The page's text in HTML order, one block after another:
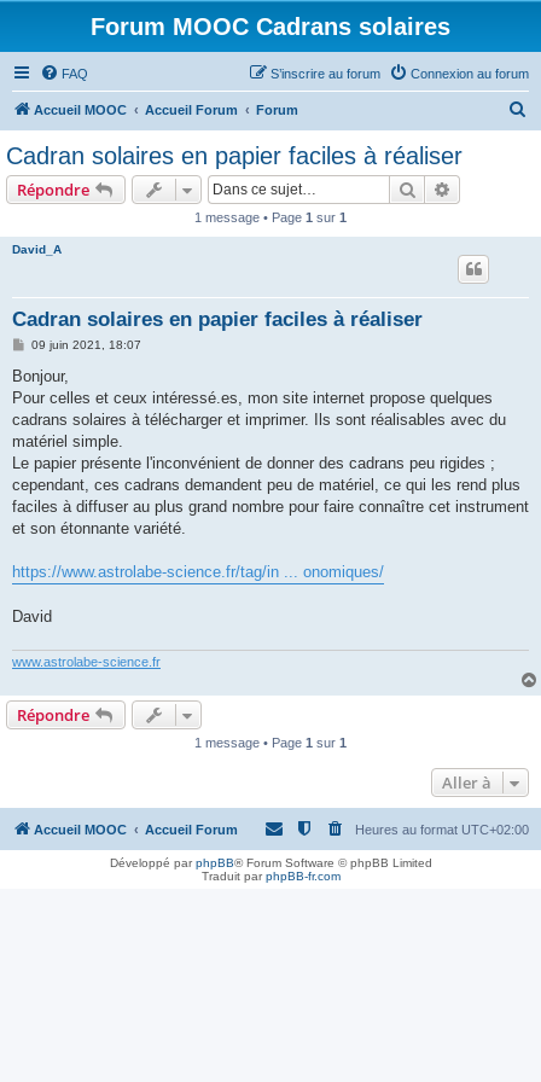
Forum MOOC Cadrans solaires
FAQ Connexion au forum
S’inscrire au forum
Accueil MOOC Accueil Forum Forum
Cadran solaires en papier faciles à réaliser
Répondre Rechercher
1 message • Page 1 sur 1
David_A
Cadran solaires en papier faciles à réaliser
M
s
a
g
09 juin 2021, 18:07
Bonjour,
Pour celles et ceux intéressé.es, mon site internet propose quelques
cadrans solaires à télécharger et imprimer. Ils sont réalisables avec du
matériel simple.
Le papier présente l'inconvénient de donner des cadrans peu rigides ;
cependant, ces cadrans demandent peu de matériel, ce qui les rend plus
faciles à diffuser au plus grand nombre pour faire connaître cet instrument
et son étonnante variété.
https://www.astrolabe-science.fr/tag/in ... onomiques/
David
www.astrolabe-science.fr
Répondre
1 message • Page 1 sur 1
Aller à
Accueil MOOC Accueil Forum Heures au format UTC+02:00
Développé parphpBB® Forum Software © phpBB Limited
Traduit parphpBB-fr.com